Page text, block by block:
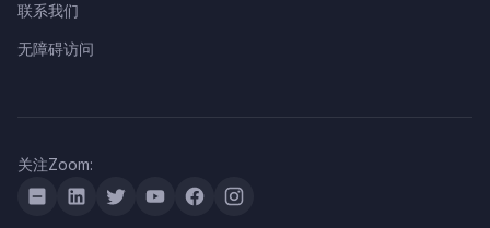
联系我们
无障碍访问
关注Zoom: